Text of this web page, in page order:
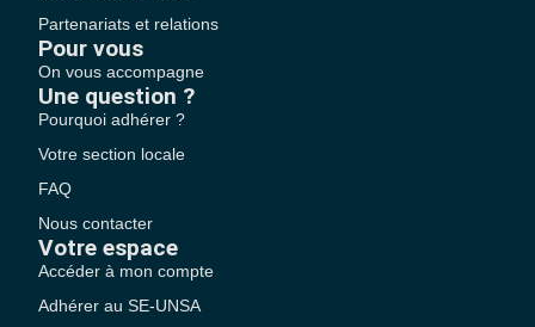
Partenariats et relations
Pour vous
On vous accompagne
Une question ?
Pourquoi adhérer ?
Votre section locale
FAQ
Nous contacter
Votre espace
Accéder à mon compte
Adhérer au SE-UNSA